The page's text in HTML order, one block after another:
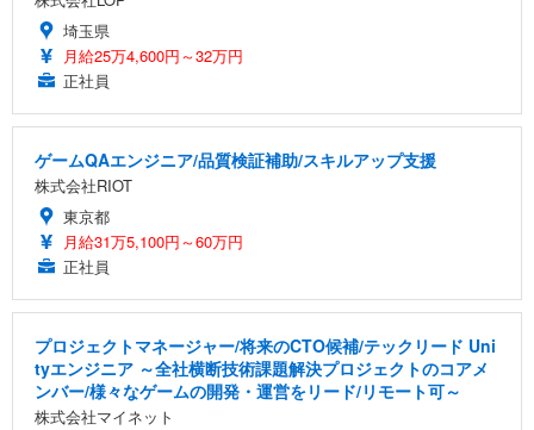
埼玉県
月給25万4,600円～32万円
正社員
ゲームQAエンジニア/品質検証補助/スキルアップ支援
株式会社RIOT
東京都
月給31万5,100円～60万円
正社員
プロジェクトマネージャー/将来のCTO候補/テックリード Uni
tyエンジニア ～全社横断技術課題解決プロジェクトのコアメ
ンバー/様々なゲームの開発・運営をリード/リモート可～
株式会社マイネット